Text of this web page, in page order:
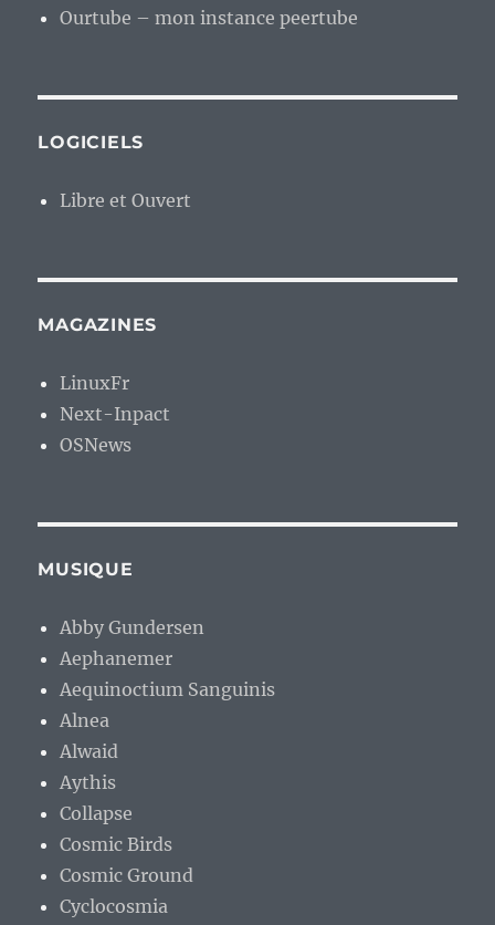
Ourtube – mon instance peertube
LOGICIELS
Libre et Ouvert
MAGAZINES
LinuxFr
Next-Inpact
OSNews
MUSIQUE
Abby Gundersen
Aephanemer
Aequinoctium Sanguinis
Alnea
Alwaid
Aythis
Collapse
Cosmic Birds
Cosmic Ground
Cyclocosmia